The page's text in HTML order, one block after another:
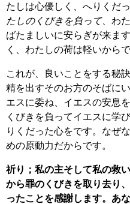
たしは心優しく、へりくだ
たしのくびきを負って、わ
ばたましいに安らぎが来ま
く、わたしの荷は軽いから
これが、良いことをする秘
精を出すそのお方のそばに
エスに委ね、イエスの安息
くびきを負ってイエスに学
りくだった心をです。なぜ
めの原動力だからです。
祈り；私の主そして私の救
から罪のくびきを取り去り
ったことを感謝します。あ